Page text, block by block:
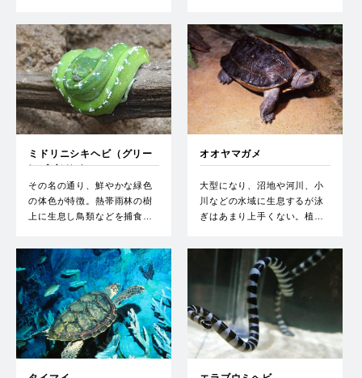
ミドリニシキヘビ（グリー
ンパイソン）
その名の通り、鮮やかな緑色
の体色が特徴。熱帯雨林の樹
上に生息し鳥類などを捕食…
オオヤマガメ
大型になり、沼地や河川、小
川などの水域に生息するが泳
ぎはあまり上手くない。植…